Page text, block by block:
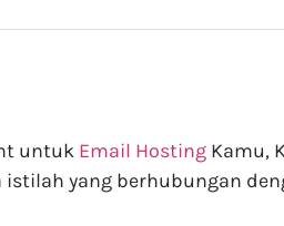
untuk Email Hosting Kamu,
yang berhubungan